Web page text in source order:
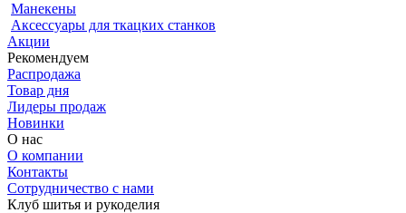
Манекены
Аксессуары для ткацких станков
Акции
Рекомендуем
Распродажа
Товар дня
Лидеры продаж
Новинки
О нас
О компании
Контакты
Сотрудничество с нами
Клуб шитья и рукоделия